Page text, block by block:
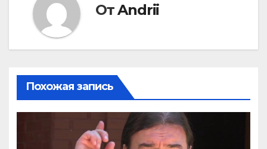
ОтAndrii
Похожая запись